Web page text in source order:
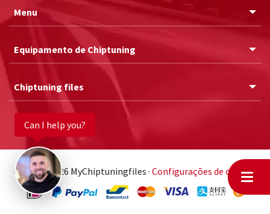
Menu
Equipamento de Chiptuning
Chiptuning files
© 2011 - 2026 MyChiptuningfiles · Configurações de cookies
Can I help you?